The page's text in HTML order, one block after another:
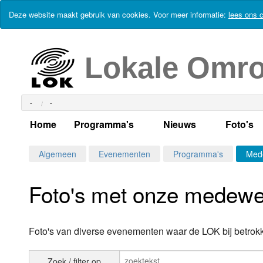
Deze website maakt gebruik van cookies. Voor meer informatie: lees ons
Lokale
- -
Home Programma's
Alle dagen
Per dag
Maandag
Dinsdag
Alle programma's
Uitzending gemist?
Nieuws
Actueel Lokaal
Kabelkrant
Columns
Foto's
Algemeen Evenementen Programma's
Foto's met onze
Foto's van diverse evenementen waar de LOK bij